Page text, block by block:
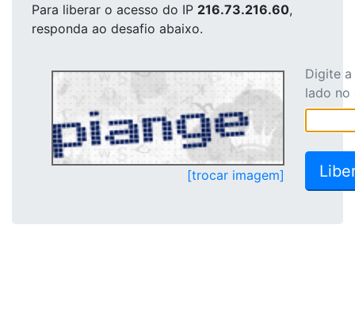
Para liberar o acesso do IP 216.73.216.60,
responda ao desafio abaixo.
[trocar imagem]
Digite
lado no